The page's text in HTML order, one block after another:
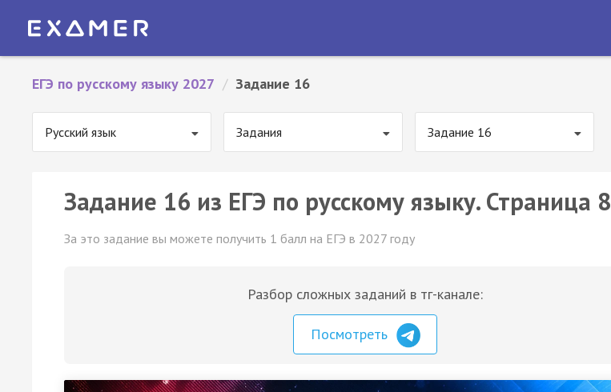
ЕГЭ по русскому языку 2027 / Задание 16
Русский язык Задания Задание 16
Задание 16 из ЕГЭ по русскому языку. Страница 8
За это задание вы можете получить 1 балл на ЕГЭ в 2027 году
Разбор сложных заданий в тг-канале:
Посмотреть